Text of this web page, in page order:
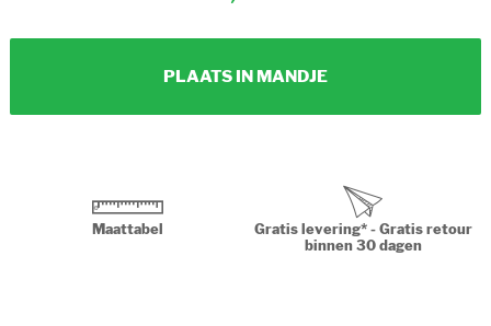
PLAATS IN MANDJE
Maattabel
Gratis levering* - Gratis retour
binnen 30 dagen